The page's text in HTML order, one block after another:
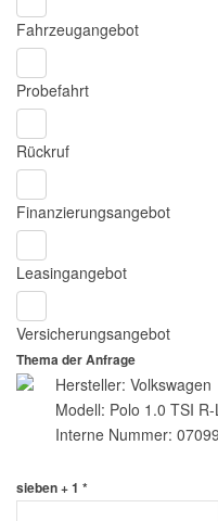
Fahrzeugangebot
Probefahrt
Rückruf
Finanzierungsangebot
Leasingangebot
Versicherungsangebot
Thema der Anfrage
Hersteller: Volkswagen
Modell: Polo 1.0 TSI
Interne Nummer:
sieben + 1 *